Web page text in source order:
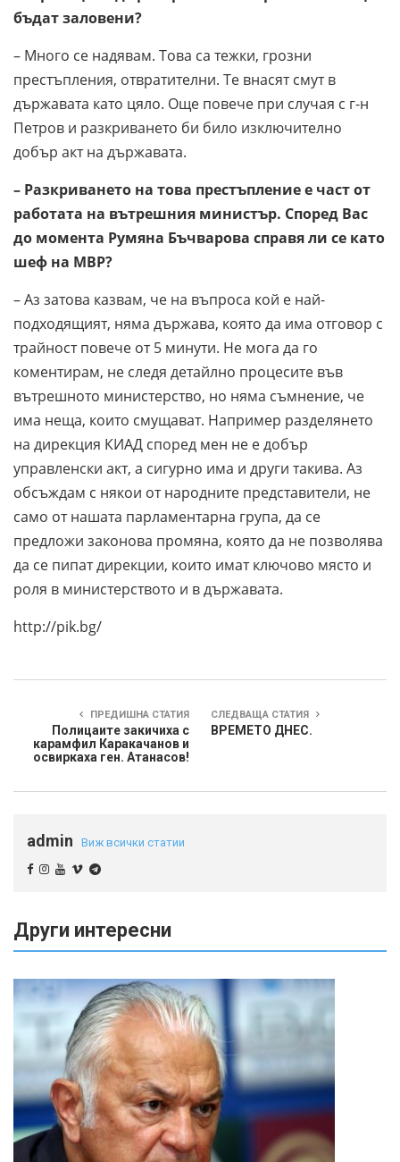
бъдат заловени?
– Много се надявам. Това са тежки, грозни
престъпления, отвратителни. Те внасят смут в
държавата като цяло. Още повече при случая с г-н
Петров и разкриването би било изключително
добър акт на държавата.
– Разкриването на това престъпление е част от
работата на вътрешния министър. Според Вас
до момента Румяна Бъчварова справя ли се като
шеф на МВР?
– Аз затова казвам, че на въпроса кой е най-
подходящият, няма държава, която да има отговор с
трайност повече от 5 минути. Не мога да го
коментирам, не следя детайлно процесите във
вътрешното министерство, но няма съмнение, че
има неща, които смущават. Например разделянето
на дирекция КИАД според мен не е добър
управленски акт, а сигурно има и други такива. Аз
обсъждам с някои от народните представители, не
само от нашата парламентарна група, да се
предложи законова промяна, която да не позволява
да се пипат дирекции, които имат ключово място и
роля в министерството и в държавата.
http://pik.bg/
ПРЕДИШНА СТАТИЯ
Полицаите закичиха с
карамфил Каракачанов и
освиркаха ген. Атанасов!
СЛЕДВАЩА СТАТИЯ
ВРЕМЕТО ДНЕС.
admin Виж всички статии
Други интересни